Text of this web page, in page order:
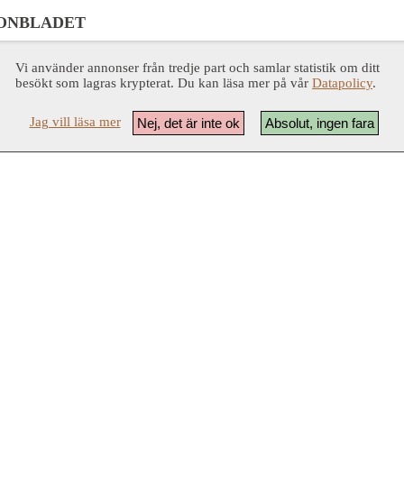
Vi använder annonser från tredje part och samlar statistik om ditt
besökt som lagras krypterat. Du kan läsa mer på vår Datapolicy.
Absolut, ingen fara
Nej, det är inte ok
Jag vill läsa mer